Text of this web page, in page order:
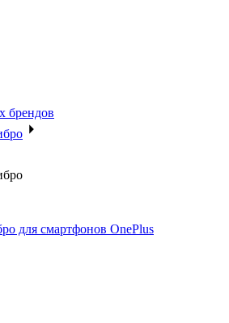
брендов
для смартфонов OnePlus